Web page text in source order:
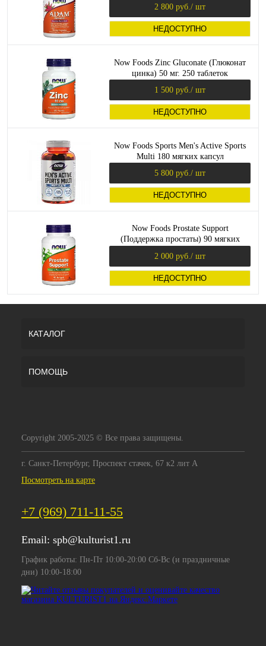
2 800 руб. / шт
НЕДОСТУПНО
Now Foods Zinc Gluconate (Глюконат
цинка) 50 мг. 250 таблеток
1 500 руб. / шт
НЕДОСТУПНО
Now Foods Sports Men's Active Sports
Multi 180 мягких капсул
5 800 руб. / шт
НЕДОСТУПНО
Now Foods Prostate Support
(Поддержка простаты) 90 мягких
2 000 руб. / шт
НЕДОСТУПНО
КАТАЛОГ
ПОМОЩЬ
Copyright 2005-2025 © Все права защищены.
г. Санкт-Петербург, Проспект стачек, 67 к2 лит А
Посмотреть на карте
+7 (969) 711-11-55
Email: spb@kulturist1.ru
График работы: Пн-Пт 10:00-20:00 Сб-Вс (и праздничные
дни) 10:00-18:00